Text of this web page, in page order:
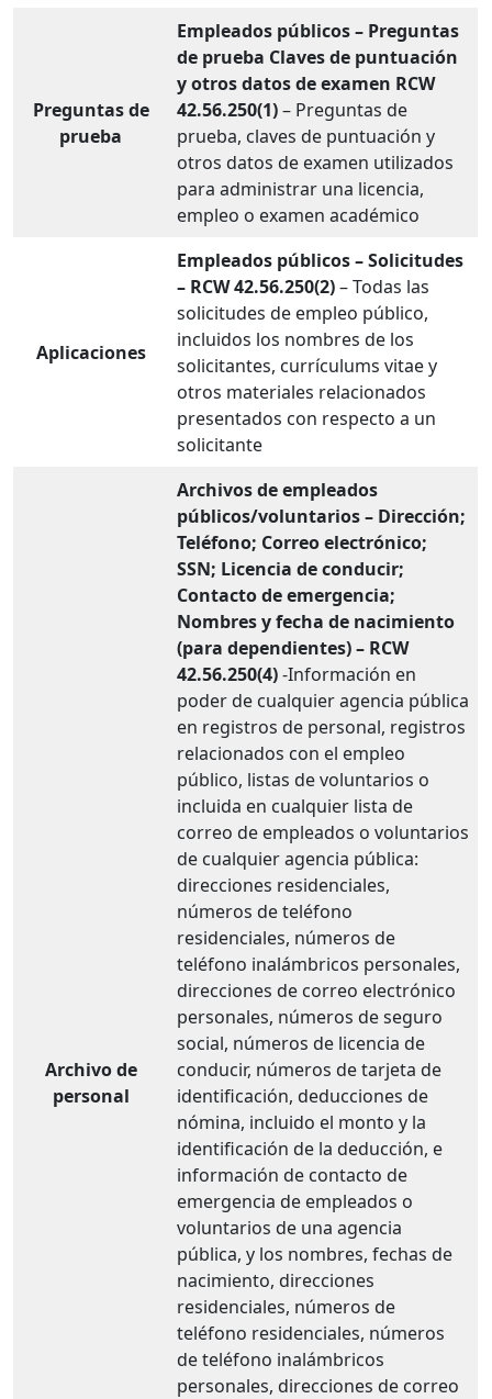
Preguntas de
prueba
Empleados públicos – Preguntas
de prueba Claves de puntuación
y otros datos de examen RCW
42.56.250(1)– Preguntas de
prueba, claves de puntuación y
otros datos de examen utilizados
para administrar una licencia,
empleo o examen académico
Aplicaciones
Empleados públicos – Solicitudes
– RCW 42.56.250(2)– Todas las
solicitudes de empleo público,
incluidos los nombres de los
solicitantes, currículums vitae y
otros materiales relacionados
presentados con respecto a un
solicitante
Archivo de
personal
Archivos de empleados
públicos/voluntarios – Dirección;
Teléfono; Correo electrónico;
SSN; Licencia de conducir;
Contacto de emergencia;
Nombres y fecha de nacimiento
(para dependientes) – RCW
42.56.250(4)-Información en
poder de cualquier agencia pública
en registros de personal, registros
relacionados con el empleo
público, listas de voluntarios o
incluida en cualquier lista de
correo de empleados o voluntarios
de cualquier agencia pública:
direcciones residenciales,
números de teléfono
residenciales, números de
teléfono inalámbricos personales,
direcciones de correo electrónico
personales, números de seguro
social, números de licencia de
conducir, números de tarjeta de
identificación, deducciones de
nómina, incluido el monto y la
identificación de la deducción, e
información de contacto de
emergencia de empleados o
voluntarios de una agencia
pública, y los nombres, fechas de
nacimiento, direcciones
residenciales, números de
teléfono residenciales, números
de teléfono inalámbricos
personales, direcciones de correo